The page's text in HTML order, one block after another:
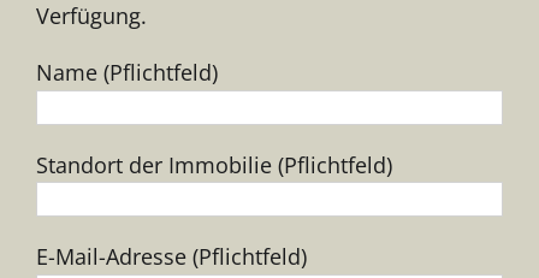
Verfügung.
Name (Pflichtfeld)
Standort der Immobilie (Pflichtfeld)
E-Mail-Adresse (Pflichtfeld)